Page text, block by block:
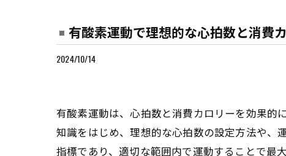
有酸素運動で理想的な心拍数と消費
2024/10/14
有酸素運動は、心拍数と消費カロリーを効果的
知識をはじめ、理想的な心拍数の設定方法や、
指標であり、適切な範囲内で運動することで最